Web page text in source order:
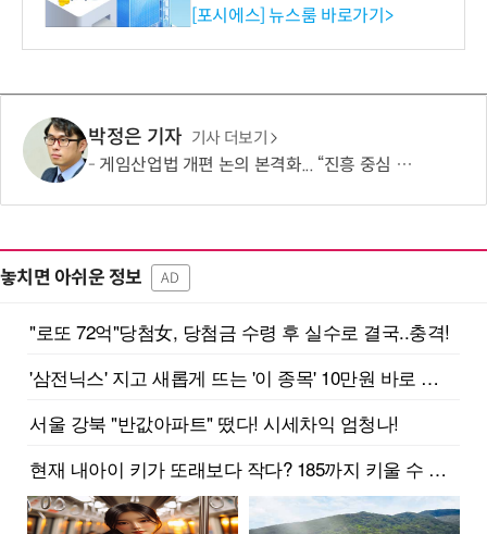
환원 강화” 계획 공시
[포시에스] 뉴스룸 바로가기>
박정은 기자 기사 더보기
게임산업법 개편 논의 본격화... “진흥 중심 전환 속 세부 보완 필요”
놓치면 아쉬운 정보 AD